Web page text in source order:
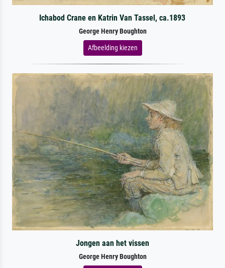
Ichabod Crane en Katrin Van Tassel, ca.1893
George Henry Boughton
Afbeelding kiezen
Jongen aan het vissen
George Henry Boughton